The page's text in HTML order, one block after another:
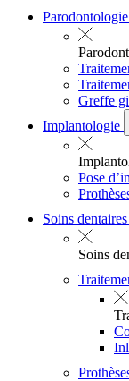
Parodontologie
Greffe
Implantologie
Pose
Soins dentaires
Soins